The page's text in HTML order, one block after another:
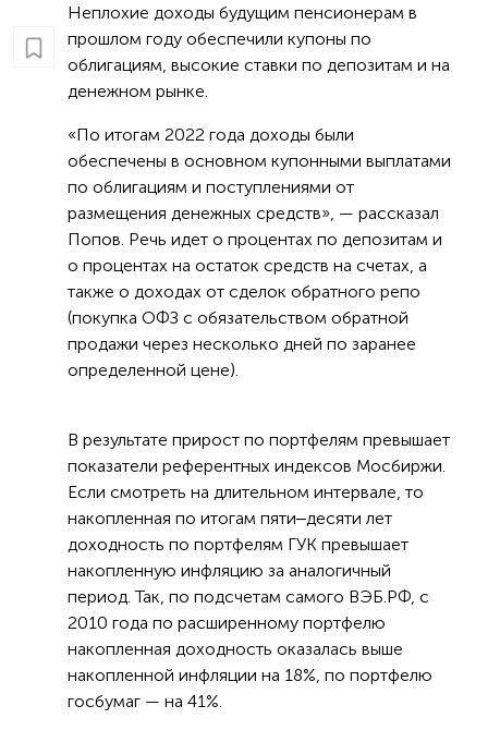
Неплохие доходы будущим пенсионерам в
прошлом году обеспечили купоны по
облигациям, высокие ставки по депозитам и на
денежном рынке.
«По итогам 2022 года доходы были
обеспечены в основном купонными выплатами
по облигациям и поступлениями от
размещения денежных средств», — рассказал
Попов. Речь идет о процентах по депозитам и
о процентах на остаток средств на счетах, а
также о доходах от сделок обратного репо
(покупка ОФЗ с обязательством обратной
продажи через несколько дней по заранее
определенной цене).
В результате прирост по портфелям превышает
показатели референтных индексов Мосбиржи.
Если смотреть на длительном интервале, то
накопленная по итогам пяти‒десяти лет
доходность по портфелям ГУК превышает
накопленную инфляцию за аналогичный
период. Так, по подсчетам самого ВЭБ.РФ, с
2010 года по расширенному портфелю
накопленная доходность оказалась выше
накопленной инфляции на 18%, по портфелю
госбумаг — на 41%.